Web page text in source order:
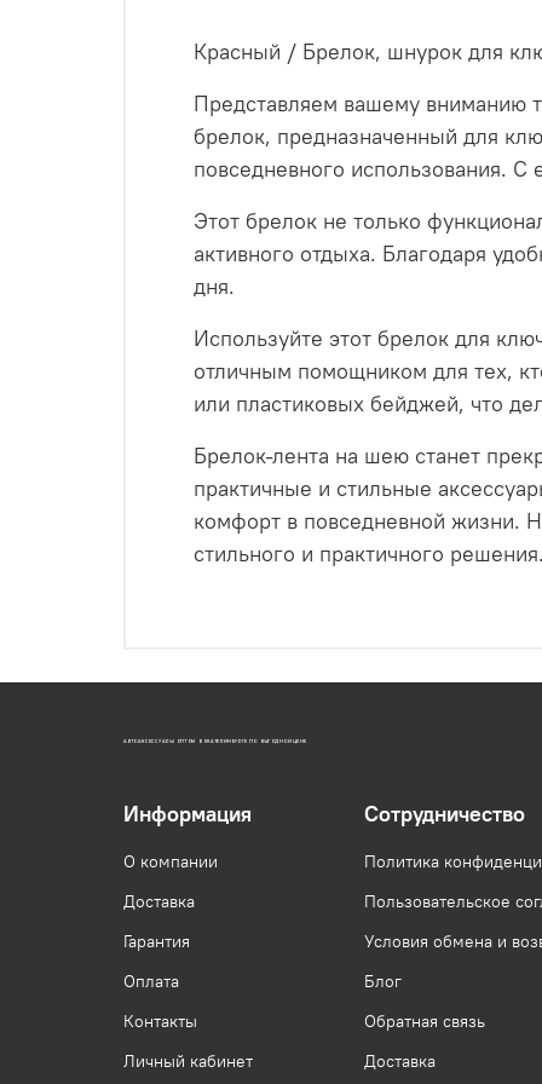
Красный / Брелок, шнурок для
Представляем вашему вниманию
брелок, предназначенный для
повседневного использования.
Этот брелок не только
активного отдыха. Благодаря
дня.
Используйте этот брелок для
отличным помощником для тех,
или пластиковых бейджей, что
Брелок-лента на шею станет
практичные и стильные
комфорт в повседневной жизни.
стильного и практичного
АВТОАКСЕССУАРЫ ОПТОМ В ЕКАТЕРИНБУРГЕ ПО ВЫГОДНОЙ ЦЕНЕ
Информация
О компании
Доставка
Гарантия
Оплата
Контакты
Личный кабинет
Сотрудничество
Политика
Пользовательское
Условия обмена и
Блог
Обратная связь
Доставка